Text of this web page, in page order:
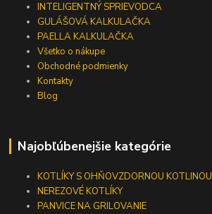
INTELIGENTNÝ SPRIEVODCA
GULÁŠOVÁ KALKULAČKA
PAELLA KALKULAČKA
Všetko o nákupe
Obchodné podmienky
Kontakty
Blog
Najobľúbenejšie kategórie
KOTLÍKY S OHŇOVZDORNOU KOTLINOU
NEREZOVÉ KOTLÍKY
PANVICE NA GRILOVANIE